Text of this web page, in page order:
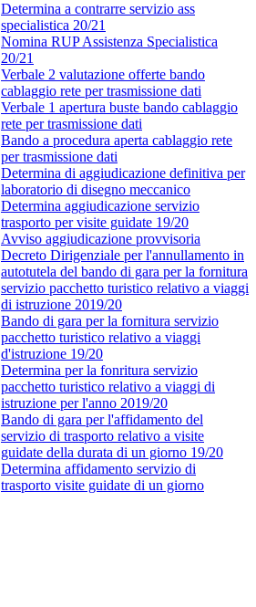
Determina a contrarre servizio ass
specialistica 20/21
Nomina RUP Assistenza Specialistica
20/21
Verbale 2 valutazione offerte bando
cablaggio rete per trasmissione dati
Verbale 1 apertura buste bando cablaggio
rete per trasmissione dati
Bando a procedura aperta cablaggio rete
per trasmissione dati
Determina di aggiudicazione definitiva per
laboratorio di disegno meccanico
Determina aggiudicazione servizio
trasporto per visite guidate 19/20
Avviso aggiudicazione provvisoria
Decreto Dirigenziale per l'annullamento in
autotutela del bando di gara per la fornitura
servizio pacchetto turistico relativo a viaggi
di istruzione 2019/20
Bando di gara per la fornitura servizio
pacchetto turistico relativo a viaggi
d'istruzione 19/20
Determina per la fonritura servizio
pacchetto turistico relativo a viaggi di
istruzione per l'anno 2019/20
Bando di gara per l'affidamento del
servizio di trasporto relativo a visite
guidate della durata di un giorno 19/20
Determina affidamento servizio di
trasporto visite guidate di un giorno